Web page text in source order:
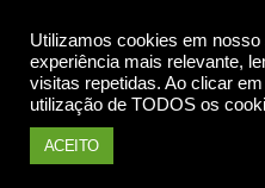
Utilizamos cookies em
experiência mais relevante,
visitas repetidas. Ao clicar
utilização de TODOS os
ACEITO
Mulheres violadas